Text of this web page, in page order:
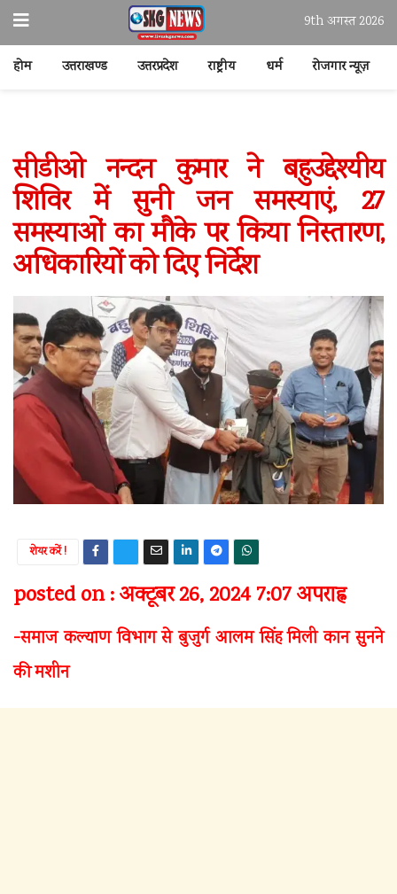
9th अगस्त 2026
होम उत्तराखण्ड उत्तरप्रदेश राष्ट्रीय धर्म रोजगार न्यूज़
सीडीओ नन्दन कुमार ने बहुउद्देश्यीय
शिविर में सुनी जन समस्याएं, 27
समस्याओं का मौके पर किया निस्तारण,
अधिकारियों को दिए निर्देश
शेयर करें !
posted on : अक्टूबर 26, 2024 7:07 अपराह्न
-समाज कल्याण विभाग से बुजुर्ग आलम सिंह मिली कान सुनने
की मशीन